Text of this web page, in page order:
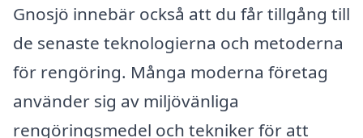
Gnosjö innebär också att du får tillgång till
de senaste teknologierna och metoderna
för rengöring. Många moderna företag
använder sig av miljövänliga
rengöringsmedel och tekniker för att